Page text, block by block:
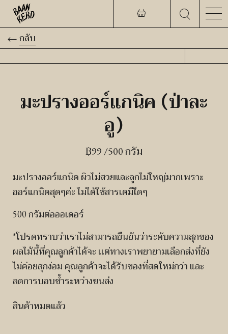
กลับ
มะปรางออร์แกนิค (ป่าละ
อู)
฿99 /500 กรัม
มะปรางออร์แกนิค ผิวไม่สวยและลูกไม่ใหญ่มากเพราะ
ออร์แกนิคสุดๆค่ะ ไม่ได้ใช้สารเคมีใดๆ
500 กรัมต่อออเดอร์
*โปรดทราบว่าเราไม่สามารถยืนยันว่าระดับความสุกของ
ผลไม้นี้ที่คุณลูกค้าได้จะ เเต่ทางเราพยายามเลือกส่งที่ยัง
ไม่ค่อยสุกง่อม คุณลูกค้าจะได้รับของที่สดใหม่กว่า และ
ลดการบอบช้ำระหว่างขนส่ง
สินค้าหมดแล้ว